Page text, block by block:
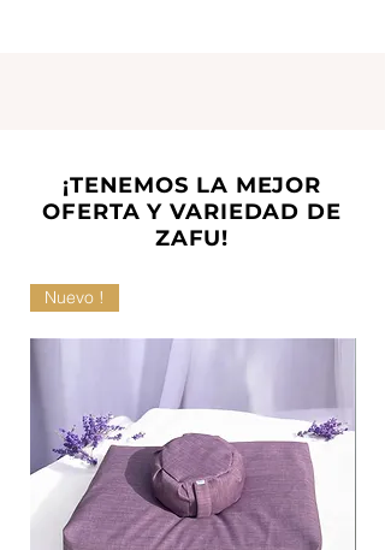
¡TENEMOS LA MEJOR
OFERTA Y VARIEDAD DE
ZAFU!
Nuevo !